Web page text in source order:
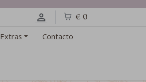
€ 0
Extras Contacto